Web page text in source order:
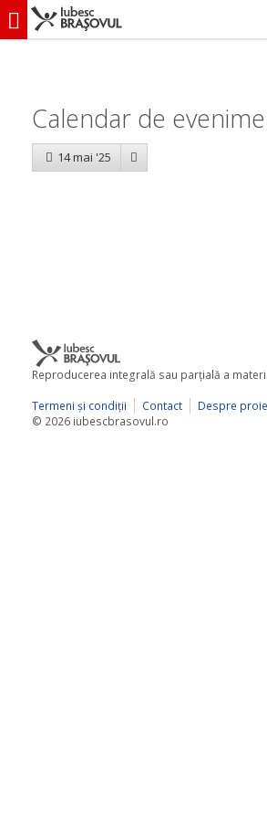
iubescbraşovul.ro
Calendar de
14 mai '25
Reproducerea integrală sau parţială a
Termeni şi condiţii
Contact Despre
© 2026 iubescbrasovul.ro